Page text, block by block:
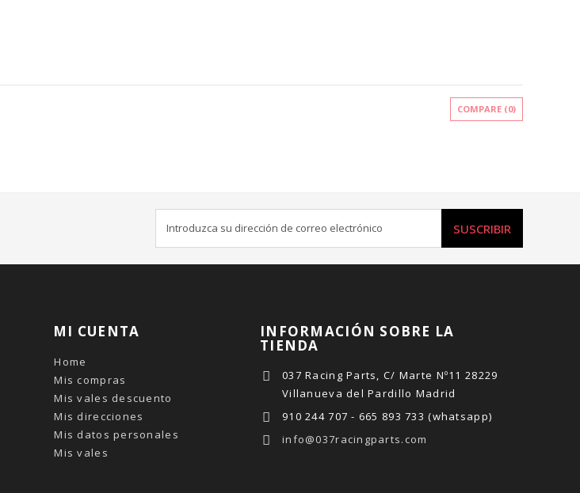
COMPARE (0)
SUSCRIBIR
MI CUENTA
Home
Mis compras
Mis vales descuento
Mis direcciones
Mis datos personales
Mis vales
INFORMACIÓN SOBRE LA
TIENDA
037 Racing Parts, C/ Marte Nº11 28229
Villanueva del Pardillo Madrid
910 244 707 - 665 893 733 (whatsapp)
info@037racingparts.com